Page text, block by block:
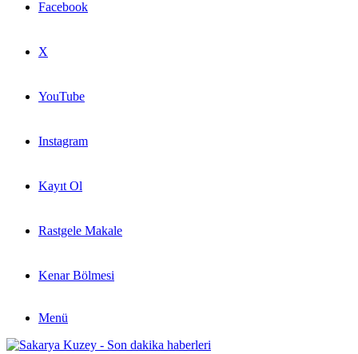
Facebook
X
YouTube
Instagram
Kayıt Ol
Rastgele Makale
Kenar Bölmesi
Menü